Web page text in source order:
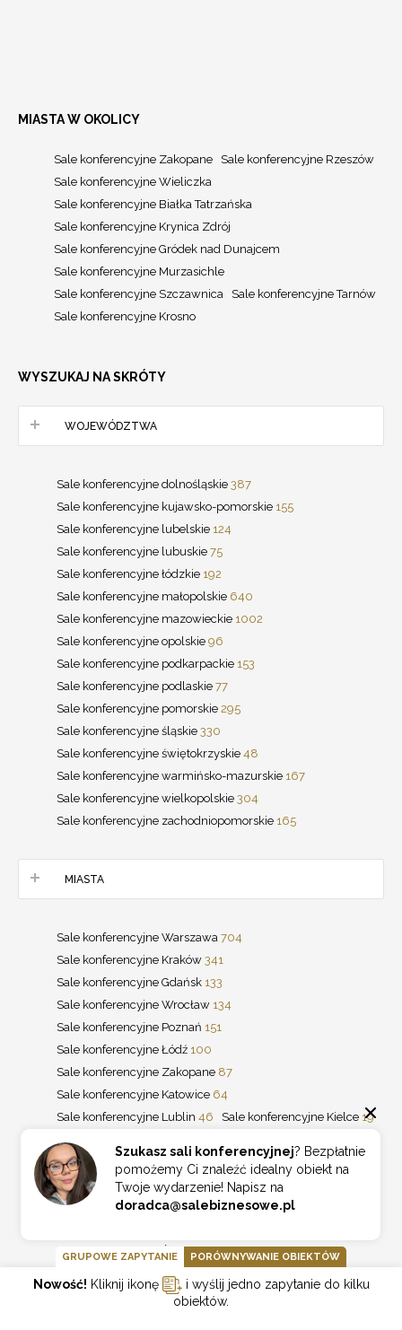
MIASTA W OKOLICY
Sale konferencyjne Zakopane
Sale konferencyjne Rzeszów
Sale konferencyjne Wieliczka
Sale konferencyjne Białka Tatrzańska
Sale konferencyjne Krynica Zdrój
Sale konferencyjne Gródek nad Dunajcem
Sale konferencyjne Murzasichle
Sale konferencyjne Szczawnica
Sale konferencyjne Tarnów
Sale konferencyjne Krosno
WYSZUKAJ NA SKRÓTY
WOJEWÓDZTWA
Sale konferencyjne dolnośląskie 387
Sale konferencyjne kujawsko-pomorskie 155
Sale konferencyjne lubelskie 124
Sale konferencyjne lubuskie 75
Sale konferencyjne łódzkie 192
Sale konferencyjne małopolskie 640
Sale konferencyjne mazowieckie 1002
Sale konferencyjne opolskie 96
Sale konferencyjne podkarpackie 153
Sale konferencyjne podlaskie 77
Sale konferencyjne pomorskie 295
Sale konferencyjne śląskie 330
Sale konferencyjne świętokrzyskie 48
Sale konferencyjne warmińsko-mazurskie 167
Sale konferencyjne wielkopolskie 304
Sale konferencyjne zachodniopomorskie 165
MIASTA
Sale konferencyjne Warszawa 704
Sale konferencyjne Kraków 341
Sale konferencyjne Gdańsk 133
Sale konferencyjne Wrocław 134
Sale konferencyjne Poznań 151
Sale konferencyjne Łódź 100
Sale konferencyjne Zakopane 87
Sale konferencyjne Katowice 64
Sale konferencyjne Lublin 46 Sale konferencyjne Kielce 19
Sale konferencyjne Szklarska Poręba 26
Sale konferencyjne Szczyrk20
Sale konferencyjne Wisła22 Sale konferencyjne Gdynia
Sale konferencyjne Świeradów-Zdrój11
Sale konferencyjne Rzeszów
Sale konferencyjne Bydgoszcz43
Szukasz sali konferencyjnej? Bezpłatnie
pomożemy Ci znaleźć idealny obiekt na
Twoje wydarzenie! Napisz na
doradca@salebiznesowe.pl
GRUPOWE ZAPYTANIE PORÓWNYWANIE OBIEKTÓW
Nowość! Kliknij ikonę
i wyślij jedno zapytanie do kilku
obiektów.